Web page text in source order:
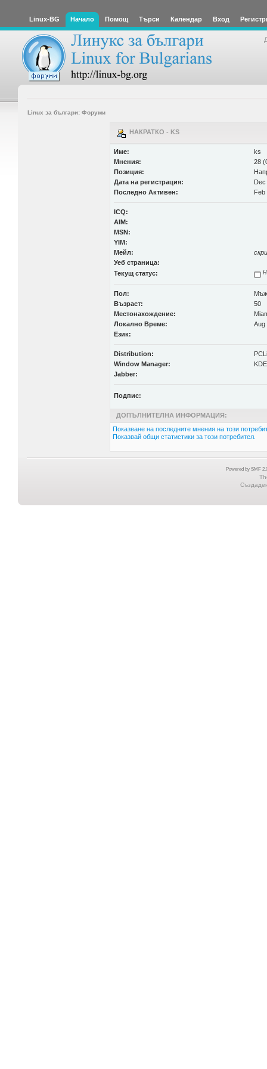
Linux-BG Начало Помощ Търси Календар Вход
Linux за българи: Форуми
НАКРАТКО - KS
Име:
ks
Мнения:
28
Позиция:
Дата на регистрация:
Dec
Последно Активен:
Feb
ICQ:
AIM:
MSN:
YIM:
Мейл:
Уеб страница:
Текущ статус:
Пол:
Мъж
Възраст:
50
Местонахождение:
Локално Време:
Aug
Език:
Distribution:
Window Manager:
KDE
Jabber:
Подпис:
ДОПЪЛНИТЕЛНА ИНФОРМАЦИЯ:
Показване на последните мнения на този
Показвай общи статистики за този потребител.
Powered by SMF